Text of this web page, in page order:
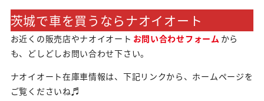
茨城で車を買うならナオイオート
お近くの販売店やナオイオート お問い合わせフォーム から
も、どしどしお問い合わせ下さい。
ナオイオート在庫車情報は、下記リンクから、ホームページを
ご覧くださいね♬